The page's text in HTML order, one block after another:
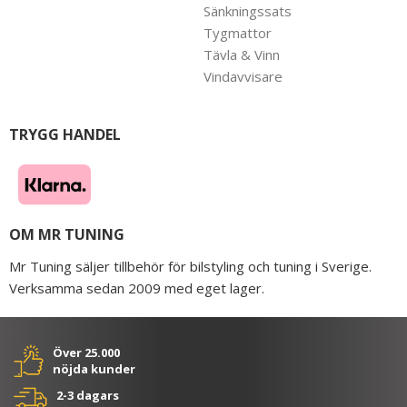
Sänkningssats
Tygmattor
Tävla & Vinn
Vindavvisare
TRYGG HANDEL
OM MR TUNING
Mr Tuning säljer tillbehör för bilstyling och tuning i Sverige.
Verksamma sedan 2009 med eget lager.
Över 25.000
nöjda kunder
2-3 dagars